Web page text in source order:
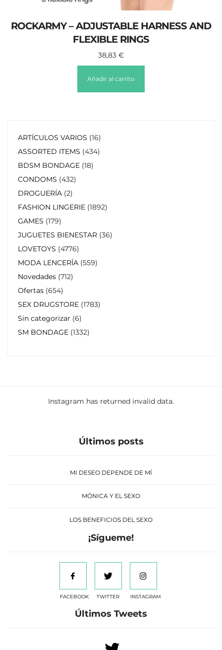
ROCKARMY – ADJUSTABLE HARNESS AND
FLEXIBLE RINGS
38,83 €
Añadir al carrito
ARTÍCULOS VARIOS 16
ASSORTED ITEMS 434
BDSM BONDAGE 18
CONDOMS 432
DROGUERÍA 2
FASHION LINGERIE 1892
GAMES 179
JUGUETES BIENESTAR 36
LOVETOYS 4776
MODA LENCERÍA 559
Novedades 712
Ofertas 654
SEX DRUGSTORE 1783
Sin categorizar 6
SM BONDAGE 1332
Instagram has returned invalid data.
Últimos posts
MI DESEO DEPENDE DE MÍ
MÓNICA Y EL SEXO
LOS BENEFICIOS DEL SEXO
¡Sígueme!
FACEBOOK TWITTER INSTAGRAM
Últimos Tweets